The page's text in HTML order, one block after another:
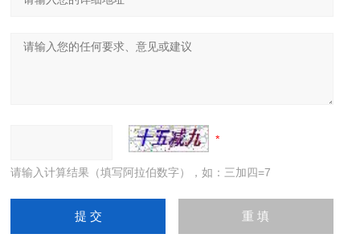
请输入计算结果（填写阿拉伯数字），如：三加四=7